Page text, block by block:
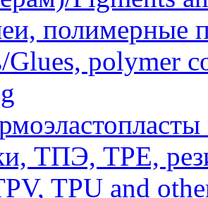
полимерные
Glues, polymer
ТПЭ, TPE,
TPU and